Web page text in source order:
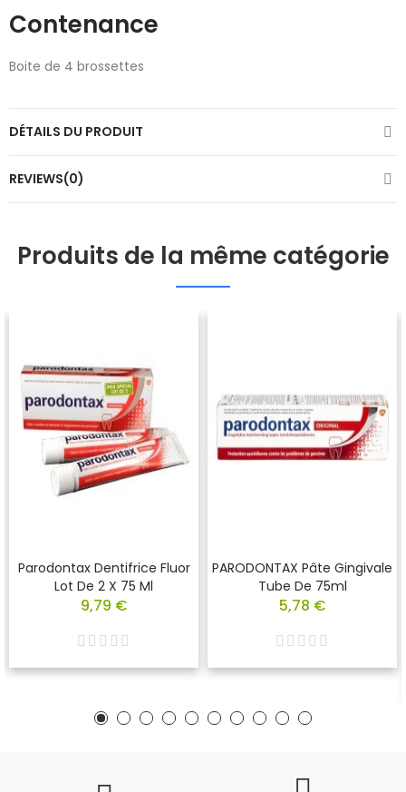
Contenance
Boite de 4 brossettes
DÉTAILS DU PRODUIT
REVIEWS(0)
Produits de la même catégorie
Parodontax Dentifrice Fluor
Lot De 2 X 75 Ml
9,79 €
PARODONTAX Pâte Gingivale
Tube De 75ml
5,78 €